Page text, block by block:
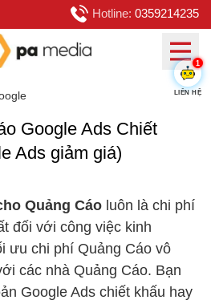
Hotline: 0359214235
Google Ads Chiết
Ads giảm giá)
Quảng Cáo luôn là chi phí
đối với công việc kinh
ưu chi phí Quảng Cáo vô
các nhà Quảng Cáo. Bạn
Google Ads chiết khấu hay
1
LIÊN HỆ